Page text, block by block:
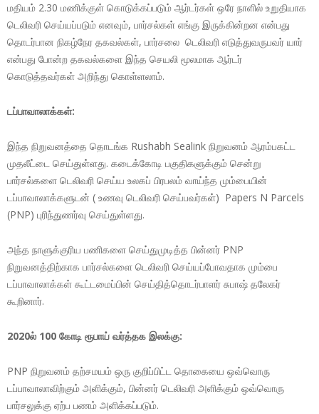
மதியம் 2.30 மணிக்குள் கொடுக்கப்படும் ஆர்டர்கள் ஒரே நாளில் உறுதியாக
டெலிவரி செய்யப்படும் எனவும், பார்சல்கள் எங்கு இருக்கின்றன என்பது
தொடர்பான நிகழ்நேர தகவல்கள், பார்சலை டெலிவரி எடுத்துவருபவர் யார்
என்பது போன்ற தகவல்களை இந்த செயலி மூலமாக ஆர்டர்
கொடுத்தவர்கள் அறிந்து கொள்ளலாம்.
டப்பாவாலாக்கள்:
இந்த நிறுவனத்தை தொடங்க Rushabh Sealink நிறுவனம் ஆரம்பகட்ட
முதலீட்டை செய்துள்ளது. கடைக்கோடி பகுதிகளுக்கும் சென்று
பார்சல்களை டெலிவரி செய்ய உலகப் பிரபலம் வாய்ந்த மும்பையின்
டப்பாவாலாக்களுடன் ( உணவு டெலிவரி செய்பவர்கள்) Papers N Parcels
(PNP) புரிந்துணர்வு செய்துள்ளது.
அந்த நாளுக்குரிய பணிகளை செய்துமுடித்த பின்னர் PNP
நிறுவனத்திற்காக பார்சல்களை டெலிவரி செய்யப்போவதாக மும்பை
டப்பாவாலாக்கள் கூட்டமைப்பின் செய்தித்தொடர்பாளர் சுபாஷ் தலேகர்
கூறினார்.
2020ல் 100 கோடி ரூபாய் வர்த்தக இலக்கு:
PNP நிறுவனம் தற்சமயம் ஒரு குறிப்பிட்ட தொகையை ஒவ்வொரு
டப்பாவாலாவிற்கும் அளிக்கும், பின்னர் டெலிவரி அளிக்கும் ஒவ்வொரு
பார்சலுக்கு ஏற்ப பணம் அளிக்கப்படும்.